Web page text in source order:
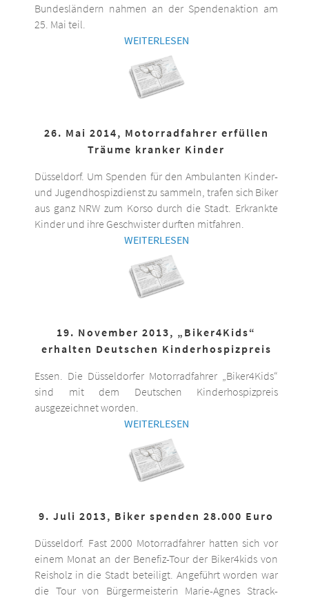
Bundesländern nahmen an der Spendenaktion am
25. Mai teil.
WEITERLESEN
26. Mai 2014, Motorradfahrer erfüllen
Träume kranker Kinder
Düsseldorf. Um Spenden für den Ambulanten Kinder-
und Jugendhospizdienst zu sammeln, trafen sich Biker
aus ganz NRW zum Korso durch die Stadt. Erkrankte
Kinder und ihre Geschwister durften mitfahren.
WEITERLESEN
19. November 2013, „Biker4Kids“
erhalten Deutschen Kinderhospizpreis
Essen. Die Düsseldorfer Motorradfahrer „Biker4Kids“
sind mit dem Deutschen Kinderhospizpreis
ausgezeichnet worden.
WEITERLESEN
9. Juli 2013, Biker spenden 28.000 Euro
Düsseldorf. Fast 2000 Motorradfahrer hatten sich vor
einem Monat an der Benefiz-Tour der Biker4kids von
Reisholz in die Stadt beteiligt. Angeführt worden war
die Tour von Bürgermeisterin Marie-Agnes Strack-